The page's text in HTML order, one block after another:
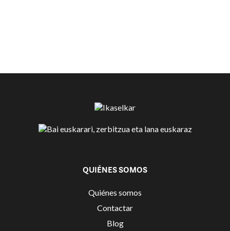
QUIÉNES SOMOS
Quiénes somos
Contactar
Blog